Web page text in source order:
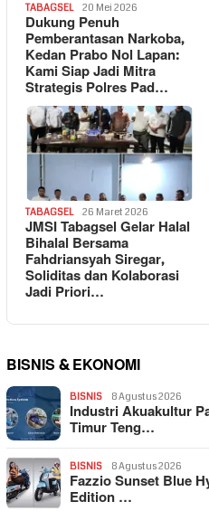
TABAGSEL 20 Mei 2026
Dukung Penuh
Pemberantasan Narkoba,
Kedan Prabo Nol Lapan:
Kami Siap Jadi Mitra
Strategis Polres Pad…
TABAGSEL 26 Maret 2026
JMSI Tabagsel Gelar Halal
Bihalal Bersama
Fahdriansyah Siregar,
Soliditas dan Kolaborasi
Jadi Priori…
BISNIS & EKONOMI
BISNIS 8 Agustus 2026
Industri Akuakultur
Timur Teng…
BISNIS 8 Agustus 2026
Fazzio Sunset Blue
Edition …